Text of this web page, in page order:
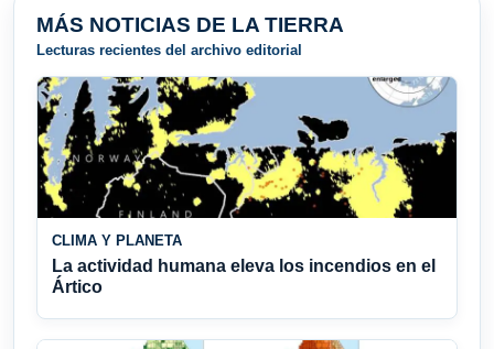
MÁS NOTICIAS DE LA TIERRA
Lecturas recientes del archivo editorial
CLIMA Y PLANETA
La actividad humana eleva los incendios en el
Ártico